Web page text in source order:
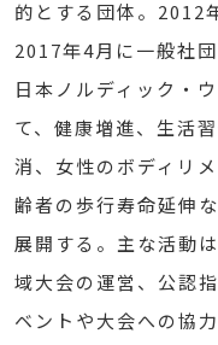
的とする団体。2012
2017年4月に一般社
日本ノルディック・
て、健康増進、生活
消、女性のボディリ
齢者の歩行寿命延伸
展開する。主な活動
域大会の運営、公認
ベントや大会への協